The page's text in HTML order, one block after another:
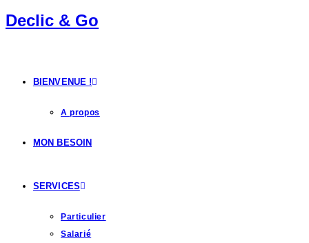
Declic & Go
BIENVENUE !
A propos
MON BESOIN
SERVICES
Particulier
Salarié